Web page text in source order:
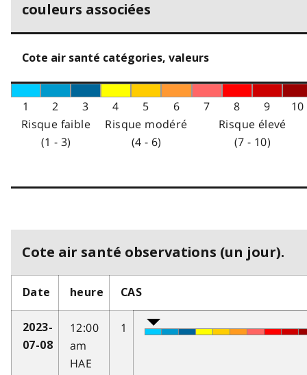
couleurs associées
Cote air santé catégories, valeurs
1 2 3 4 5 6 7 8 9
10
Risque faible
(1 - 3)
Risque modéré
(4 - 6)
Risque élevé
(7 - 10)
Cote air santé observations (un jour).
Date heure CAS
2023-
07-08
12:00
am
HAE
1